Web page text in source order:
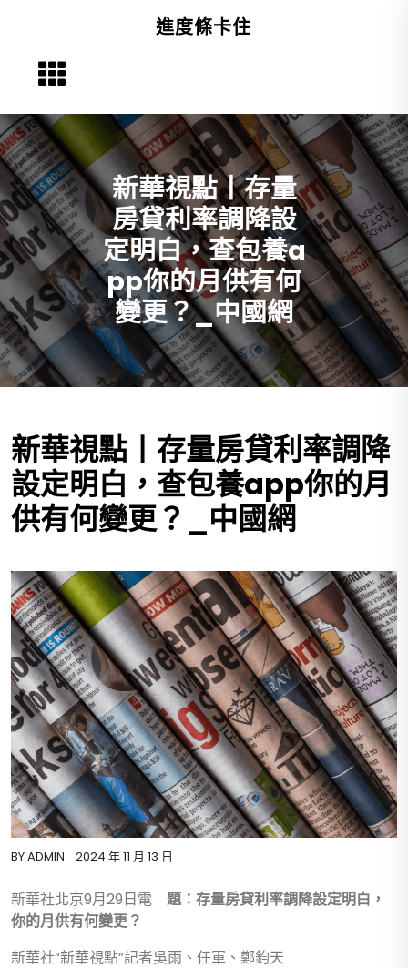
進度條卡住
新華視點丨存量
房貸利率調降設
定明白，查包養a
pp你的月供有何
變更？_中國網
新華視點丨存量房貸利率調降
設定明白，查包養app你的月
供有何變更？_中國網
BYADMIN 2024 年 11 月 13 日
新華社北京9月29日電 題：存量房貸利率調降設定明白，
你的月供有何變更？
新華社“新華視點”記者吳雨、任軍、鄭鈞天